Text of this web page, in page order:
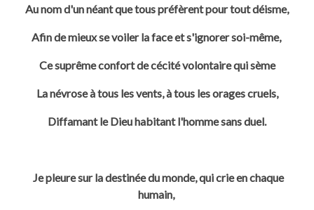
Au nom d'un néant que tous préfèrent pour tout déisme,
Afin de mieux se voiler la face et s'ignorer soi-même,
Ce suprême confort de cécité volontaire qui sème
La névrose à tous les vents, à tous les orages cruels,
Diffamant le Dieu habitant l'homme sans duel.
Je pleure sur la destinée du monde, qui crie en chaque
humain,